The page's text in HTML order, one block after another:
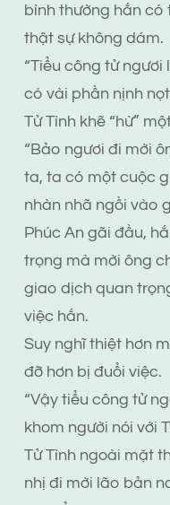
bình thường hắn có
thật sự không dám.
“Tiểu công tử ngươi
có vài phần nịnh
Tử Tình khẽ “hừ”
“Bảo ngươi đi mời
ta, ta có một cuộc
nhàn nhã ngồi vào
Phúc An gãi đầu,
trọng mà mời ông
giao dịch quan
việc hắn.
Suy nghĩ thiệt hơn
đỡ hơn bị đuổi việc.
“Vậy tiểu công tử
khom người nói với
Tử Tình ngoài mặt
nhị đi mời lão bản